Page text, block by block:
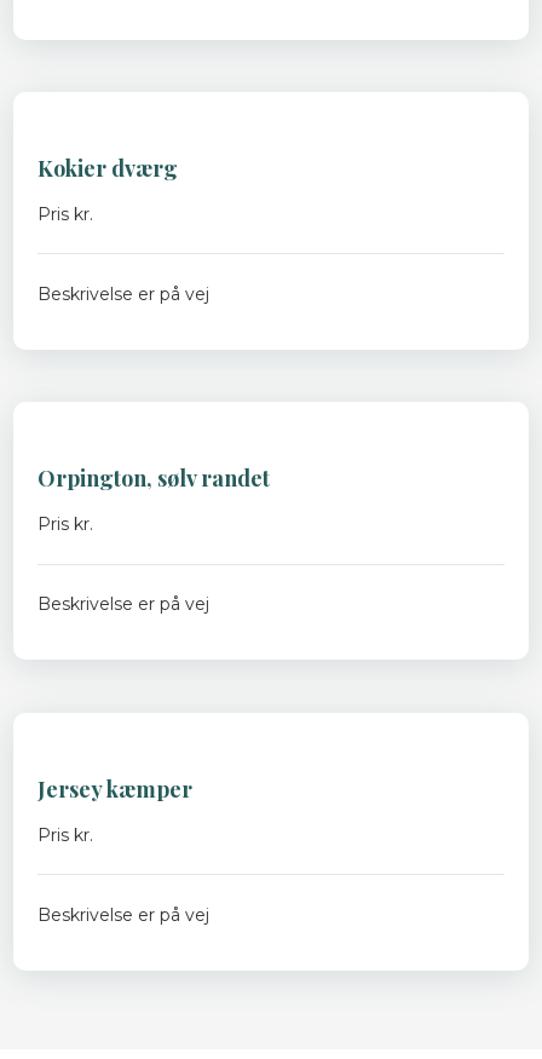
Kokier dværg
Pris kr.
Beskrivelse er på vej
Orpington, sølv randet
​Pris kr.
Beskrivelse er på vej
Jersey kæmper
​Pris kr.
Beskrivelse er på vej